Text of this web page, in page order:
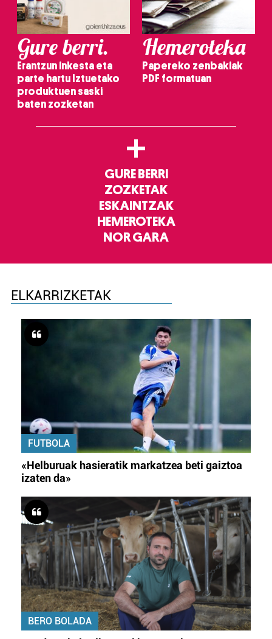
Gure berri.
Erantzun inkesta eta
parte hartu Iztuetako
produktuen saski
baten zozketan
Hemeroteka
Papereko zenbakiak
PDF formatuan
+
GURE BERRI
ZOZKETAK
ESKAINTZAK
HEMEROTEKA
NOR GARA
ELKARRIZKETAK
FUTBOLA
«Helburuak hasieratik markatzea beti gaiztoa
izaten da»
BERO BOLADA